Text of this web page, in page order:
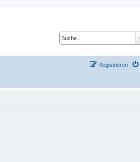
Registrieren